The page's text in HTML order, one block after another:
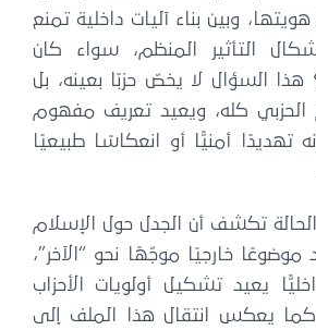
وبين بناء آليات داخلية تمنع
التأثير المنظم، سواء كان
السؤال لا يخصّ حزبًا بعينه، بل
كله، ويعيد تعريف مفهوم
تهديدًا أمنيًّا أو انعكاسًا طبيعيًا
تكشف أن الجدل حول الإسلام
خارجيًا موجّهًا نحو “الآخر”،
يعيد تشكيل أولويات الأحزاب
يعكس انتقال هذا الملف إلى